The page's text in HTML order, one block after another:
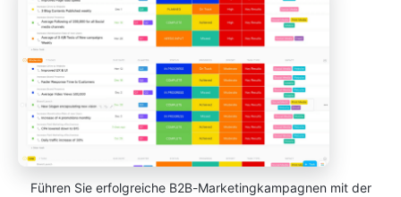
Führen Sie erfolgreiche B2B-Marketingkampagnen mit der